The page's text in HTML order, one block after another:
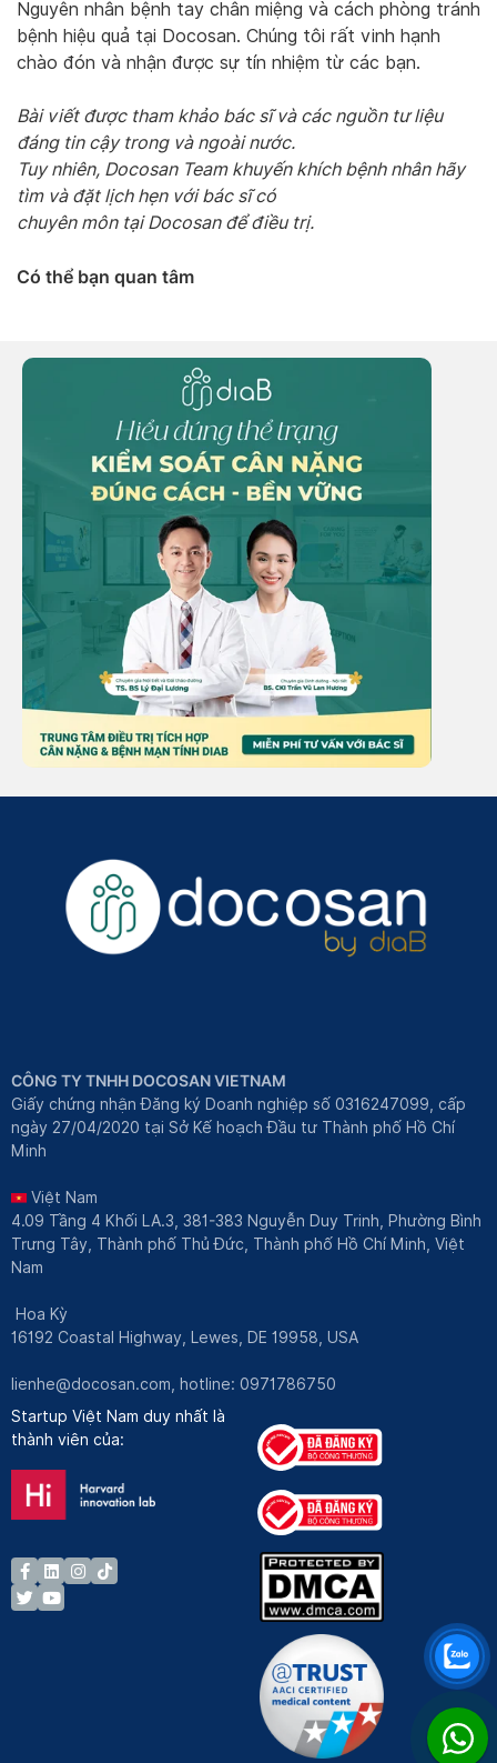
Nguyên nhân bệnh tay chân miệng và cách phòng tránh
bệnh hiệu quả tại Docosan. Chúng tôi rất vinh hạnh
chào đón và nhận được sự tín nhiệm từ các bạn.
Bài viết được tham khảo bác sĩ và các nguồn tư liệu
đáng tin cậy trong và ngoài nước.
Tuy nhiên, Docosan Team khuyến khích bệnh nhân hãy
tìm và đặt lịch hẹn với bác sĩ có
chuyên môn tại Docosan để điều trị.
Có thể bạn quan tâm
CÔNG TY TNHH DOCOSAN VIETNAM
Giấy chứng nhận Đăng ký Doanh nghiệp số 0316247099, cấp
ngày 27/04/2020 tại Sở Kế hoạch Đầu tư Thành phố Hồ Chí
Minh
Việt Nam
4.09 Tầng 4 Khối LA.3, 381-383 Nguyễn Duy Trinh, Phường Bình
Trưng Tây, Thành phố Thủ Đức, Thành phố Hồ Chí Minh, Việt
Nam
Hoa Kỳ
16192 Coastal Highway, Lewes, DE 19958, USA
lienhe@docosan.com , hotline: 0971786750
Startup Việt Nam duy nhất là
thành viên của: